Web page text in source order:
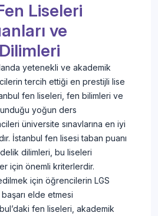
Liseleri
ve
yetenekli ve akademik
tercih ettiği en prestijli lise
fen liseleri, fen bilimleri ve
yoğun ders
üniversite sınavlarına en iyi
İstanbul fen lisesi taban puanı
dilimleri, bu liseleri
için önemli kriterlerdir.
için öğrencilerin LGS
elde etmesi
fen liseleri, akademik